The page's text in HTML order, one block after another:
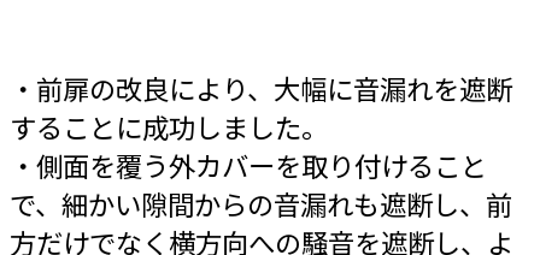
・前扉の改良により、大幅に音漏れを遮断
することに成功しました。
・側面を覆う外カバーを取り付けること
で、細かい隙間からの音漏れも遮断し、前
方だけでなく横方向への騒音を遮断し、よ